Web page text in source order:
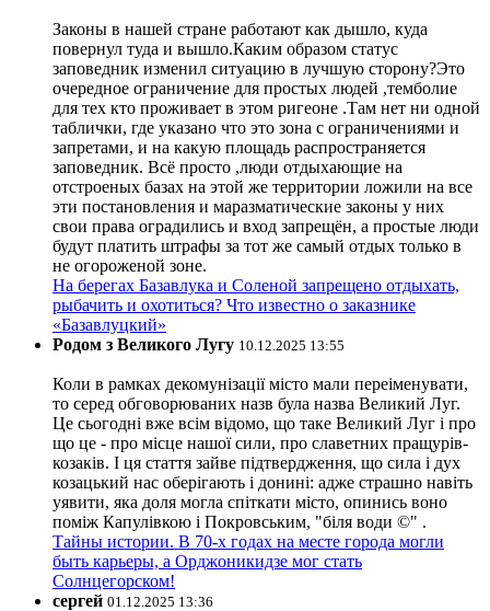
Законы в нашей стране работают как дышло, куда
повернул туда и вышло.Каким образом статус
заповедник изменил ситуацию в лучшую сторону?Это
очередное ограничение для простых людей ,темболие
для тех кто проживает в этом ригеоне .Там нет ни одной
таблички, где указано что это зона с ограничениями и
запретами, и на какую площадь распространяется
заповедник. Всё просто ,люди отдыхающие на
отстроеных базах на этой же территории ложили на все
эти постановления и маразматические законы у них
свои права оградились и вход запрещён, а простые люди
будут платить штрафы за тот же самый отдых только в
не огороженой зоне.
На берегах Базавлука и Соленой запрещено отдыхать,
рыбачить и охотиться? Что известно о заказнике
«Базавлуцкий»
Родом з Великого Лугу 10.12.2025 13:55
Коли в рамках декомунізації місто мали переіменувати,
то серед обговорюваних назв була назва Великий Луг.
Це сьогодні вже всім відомо, що таке Великий Луг і про
що це - про місце нашої сили, про славетних пращурів-
козаків. І ця стаття зайве підтвердження, що сила і дух
козацький нас оберігають і донині: адже страшно навіть
уявити, яка доля могла спіткати місто, опинись воно
поміж Капулівкою і Покровським, "біля води ©" .
Тайны истории. В 70-х годах на месте города могли
быть карьеры, а Орджоникидзе мог стать
Солнцегорском!
сергей 01.12.2025 13:36